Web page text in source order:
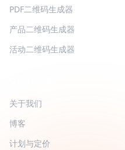
PDF二维码生成器
产品二维码生成器
活动二维码生成器
关于我们
博客
计划与定价